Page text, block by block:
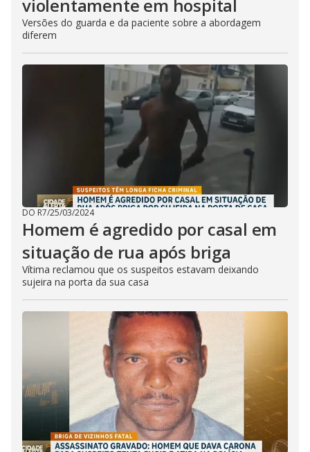
violentamente em hospital
Versões do guarda e da paciente sobre a abordagem
diferem
DO R7/25/03/2024
Homem é agredido por casal em
situação de rua após briga
Vítima reclamou que os suspeitos estavam deixando
sujeira na porta da sua casa